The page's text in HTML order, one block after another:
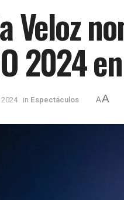
Veloz
2024
in Espectáculos AA